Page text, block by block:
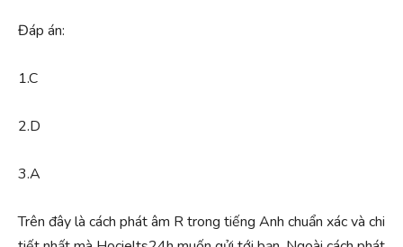
Đáp án:
1.C
2.D
3.A
Trên đây là cách phát âm R trong tiếng Anh chuẩn xác và chi